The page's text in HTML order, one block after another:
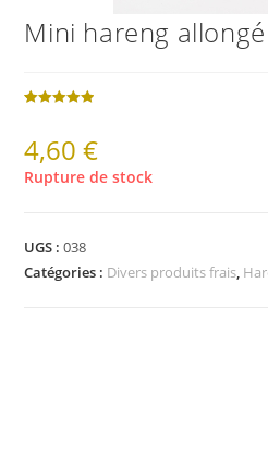
Mini hareng
basé sur
notation
4,60€
Rupture de stock
UGS :038
Catégories : Divers produits frais,